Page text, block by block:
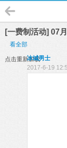
[一费制活动] 07
看全部
点击重新加载
冰城男士
2017-6-19